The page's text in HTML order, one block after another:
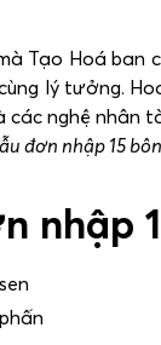
Tạo Hoá ban
lý tưởng.
nghệ nhân
đơn nhập 15
nhập